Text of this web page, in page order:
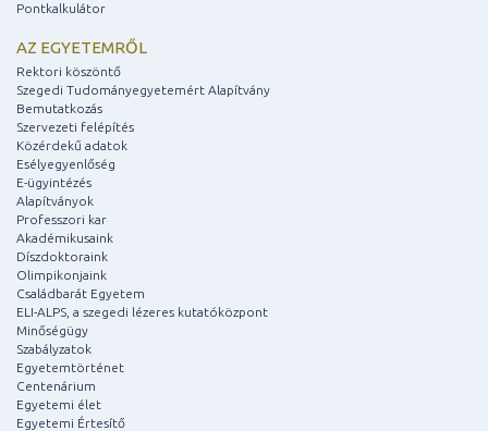
Pontkalkulátor
AZ EGYETEMRŐL
Rektori köszöntő
Szegedi Tudományegyetemért Alapítvány
Bemutatkozás
Szervezeti felépítés
Közérdekű adatok
Esélyegyenlőség
E-ügyintézés
Alapítványok
Professzori kar
Akadémikusaink
Díszdoktoraink
Olimpikonjaink
Családbarát Egyetem
ELI-ALPS, a szegedi lézeres kutatóközpont
Minőségügy
Szabályzatok
Egyetemtörténet
Centenárium
Egyetemi élet
Egyetemi Értesítő